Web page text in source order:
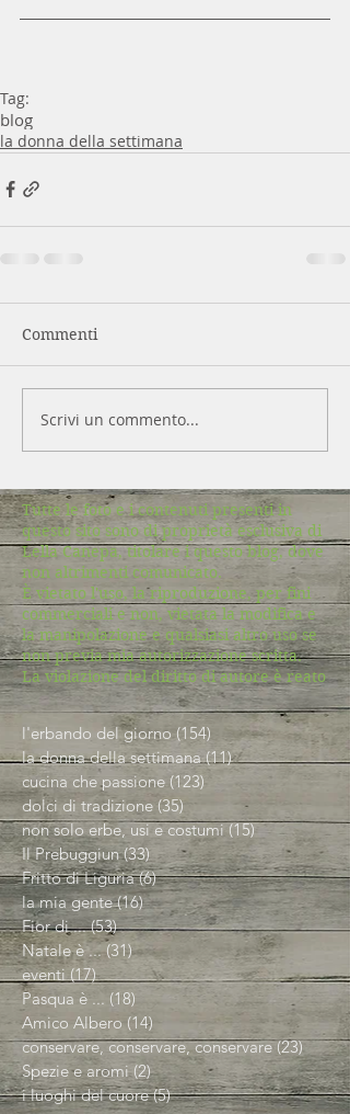
Tag:
blog
la donna della settimana
Commenti
Scrivi un commento...
Tutte le foto e i contenuti presenti in
questo sito sono di proprietà esclusiva di
Lella Canepa, titolare i questo blog, dove
non altrimenti comunicato.
È vietato l'uso, la riproduzione, per fini
commerciali e non, vietata la modifica e
la manipolazione e qualsiasi altro uso se
non previa mia autorizzazione scritta.
La violazione del diritto di autore è reato
l'erbando del giorno (154) 154 post
la donna della settimana (11)11 post
cucina che passione (123) 123 post
dolci di tradizione (35) 35 post
non solo erbe, usi e costumi (15)15 post
Il Prebuggiun (33) 33 post
Fritto di Liguria (6)6 post
la mia gente (16)16 post
Fior di ... (53)53 post
Natale è ... (31)31 post
eventi (17)17 post
Pasqua è ... (18) 18 post
Amico Albero (14) 14 post
conservare, conservare, conservare (23)23 post
Spezie e aromi (2)2 post
i luoghi del cuore (5)5 post